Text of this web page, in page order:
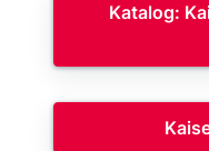
Katalog: